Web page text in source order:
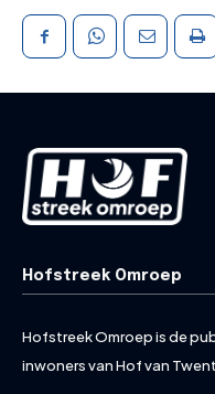
Hofstreek Omroep
Hofstreek Omroep is de
inwoners van Hof van